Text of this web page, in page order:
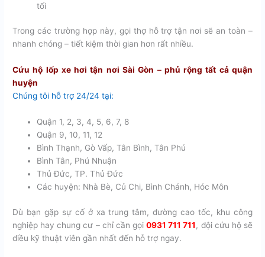
tối
Trong các trường hợp này, gọi thợ hỗ trợ tận nơi sẽ an toàn –
nhanh chóng – tiết kiệm thời gian hơn rất nhiều.
Cứu hộ lốp xe hơi tận nơi Sài Gòn – phủ rộng tất cả quận
huyện
Chúng tôi hỗ trợ 24/24 tại:
Quận 1, 2, 3, 4, 5, 6, 7, 8
Quận 9, 10, 11, 12
Bình Thạnh, Gò Vấp, Tân Bình, Tân Phú
Bình Tân, Phú Nhuận
Thủ Đức, TP. Thủ Đức
Các huyện: Nhà Bè, Củ Chi, Bình Chánh, Hóc Môn
Dù bạn gặp sự cố ở xa trung tâm, đường cao tốc, khu công
nghiệp hay chung cư – chỉ cần gọi0931 711 711, đội cứu hộ sẽ
điều kỹ thuật viên gần nhất đến hỗ trợ ngay.